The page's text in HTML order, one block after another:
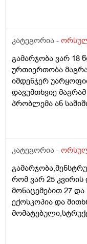
კატეგორია -
გამარჯობა ვარ 18
ურთიერთობა
იმდენჯერ
დავუმთხვიე
პრობლემა ან
კატეგორია -
რომ ვარ 25 კვირის
მონაცემებით 27
ექოსკოპია და
ნაადრევი